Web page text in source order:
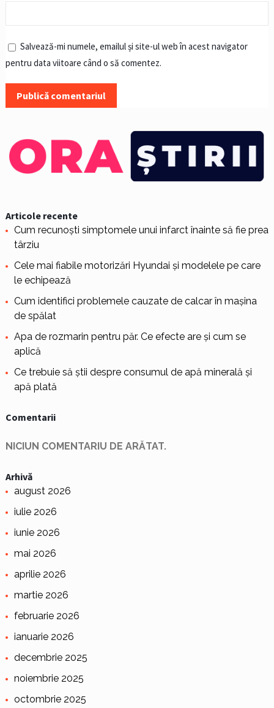
Salvează-mi numele, emailul și site-ul web în acest navigator
pentru data viitoare când o să comentez.
Articole recente
Cum recunoști simptomele unui infarct înainte să fie prea
târziu
Cele mai fiabile motorizări Hyundai și modelele pe care
le echipează
Cum identifici problemele cauzate de calcar în mașina
de spălat
Apa de rozmarin pentru păr. Ce efecte are și cum se
aplică
Ce trebuie să știi despre consumul de apă minerală și
apă plată
Comentarii
NICIUN COMENTARIU DE ARĂTAT.
Arhivă
august 2026
iulie 2026
iunie 2026
mai 2026
aprilie 2026
martie 2026
februarie 2026
ianuarie 2026
decembrie 2025
noiembrie 2025
octombrie 2025